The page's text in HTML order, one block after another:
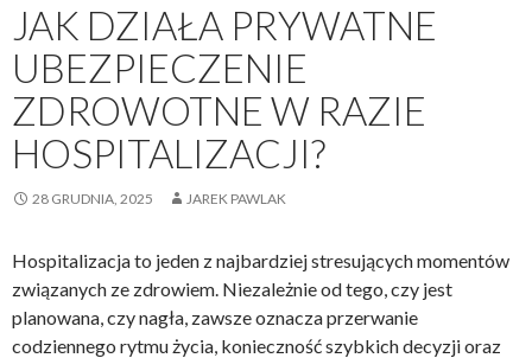
JAK DZIAŁA PRYWATNE
UBEZPIECZENIE
ZDROWOTNE W RAZIE
HOSPITALIZACJI?
28 GRUDNIA, 2025 JAREK PAWLAK
Hospitalizacja to jeden z najbardziej stresujących momentów
związanych ze zdrowiem. Niezależnie od tego, czy jest
planowana, czy nagła, zawsze oznacza przerwanie
codziennego rytmu życia, konieczność szybkich decyzji oraz